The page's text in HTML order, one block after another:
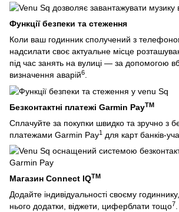
Функції безпеки та стеження
Коли ваш годинник сполучений з
надсилати своє актуальне місце
під час занять на вулиці — за допомогою
визначення аварій6
Безконтактні платежі Garmin PayTM
Сплачуйте за покупки швидко та зручно з
платежами Garmin Pay1 для карт банків-
Магазин Connect IQTM
Додайте індивідуальності своєму
нього додатки, віджети, циферблати тощо7